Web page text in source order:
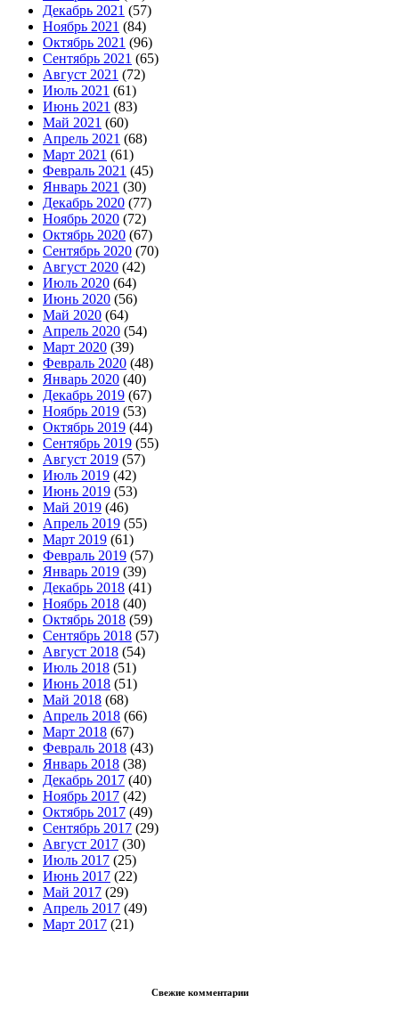
Декабрь 2021 (57)
Ноябрь 2021 (84)
Октябрь 2021 (96)
Сентябрь 2021 (65)
Август 2021 (72)
Июль 2021 (61)
Июнь 2021 (83)
Май 2021 (60)
Апрель 2021 (68)
Март 2021 (61)
Февраль 2021 (45)
Январь 2021 (30)
Декабрь 2020 (77)
Ноябрь 2020 (72)
Октябрь 2020 (67)
Сентябрь 2020 (70)
Август 2020 (42)
Июль 2020 (64)
Июнь 2020 (56)
Май 2020 (64)
Апрель 2020 (54)
Март 2020 (39)
Февраль 2020 (48)
Январь 2020 (40)
Декабрь 2019 (67)
Ноябрь 2019 (53)
Октябрь 2019 (44)
Сентябрь 2019 (55)
Август 2019 (57)
Июль 2019 (42)
Июнь 2019 (53)
Май 2019 (46)
Апрель 2019 (55)
Март 2019 (61)
Февраль 2019 (57)
Январь 2019 (39)
Декабрь 2018 (41)
Ноябрь 2018 (40)
Октябрь 2018 (59)
Сентябрь 2018 (57)
Август 2018 (54)
Июль 2018 (51)
Июнь 2018 (51)
Май 2018 (68)
Апрель 2018 (66)
Март 2018 (67)
Февраль 2018 (43)
Январь 2018 (38)
Декабрь 2017 (40)
Ноябрь 2017 (42)
Октябрь 2017 (49)
Сентябрь 2017 (29)
Август 2017 (30)
Июль 2017 (25)
Июнь 2017 (22)
Май 2017 (29)
Апрель 2017 (49)
Март 2017 (21)
Свежие комментарии